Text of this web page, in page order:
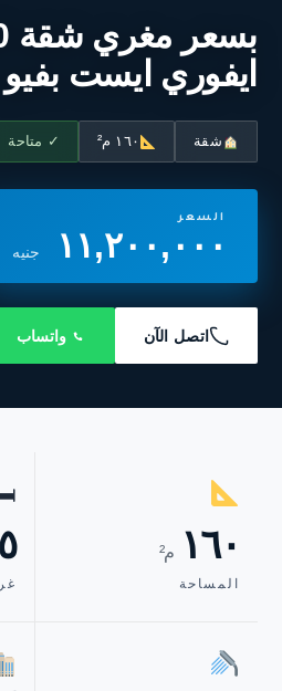
ايفوري ايست بفيو
شقة ١٦٠ م² ✓ متاحة
السعر
١١,٢٠٠,٠٠٠ جنيه
اتصل الآن واتساب
١٦٠ م²
المساحة
٥